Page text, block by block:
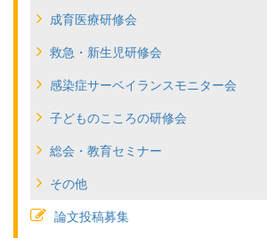
成育医療研修会
救急・新生児研修会
感染症サーベイランスモニター会
子どものこころの研修会
総会・教育セミナー
その他
論文投稿募集